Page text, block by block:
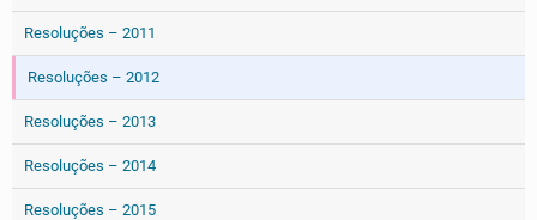
Resoluções – 2011
Resoluções – 2012
Resoluções – 2013
Resoluções – 2014
Resoluções – 2015